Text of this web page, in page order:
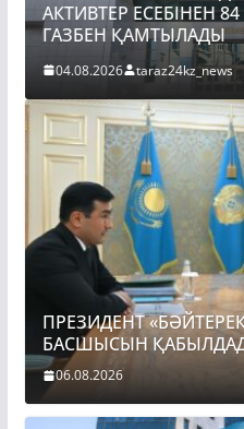
АКТИВТЕР ЕСЕБІНЕН
ГАЗБЕН ҚАМТЫЛАДЫ
04.08.2026 taraz24kz_news
ПРЕЗИДЕНТ
БАСШЫСЫН
06.08.2026